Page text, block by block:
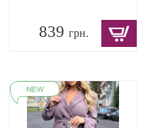
839грн.